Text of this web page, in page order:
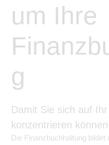
um Ihre
g
Damit Sie sich auf
konzentrieren können
Die Finanzbuchhaltung bildet